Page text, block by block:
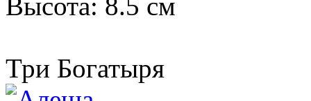
Три Богатыря